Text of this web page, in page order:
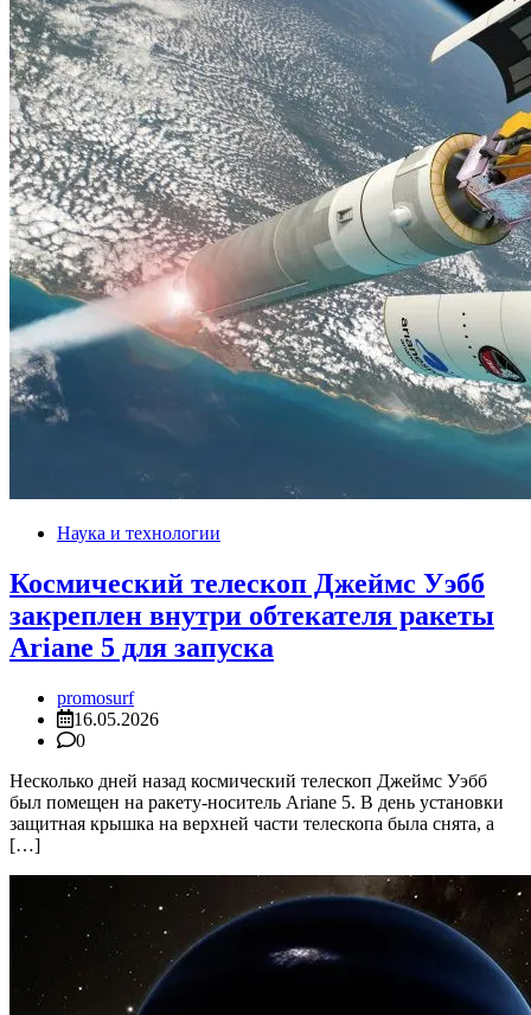
Наука и технологии
Космический телескоп Джеймс Уэбб
закреплен внутри обтекателя ракеты
Ariane 5 для запуска
promosurf
16.05.2026
0
Несколько дней назад космический телескоп Джеймс Уэбб
был помещен на ракету-носитель Ariane 5. В день установки
защитная крышка на верхней части телескопа была снята, а
[…]